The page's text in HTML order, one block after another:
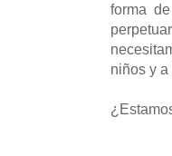
forma
niños y